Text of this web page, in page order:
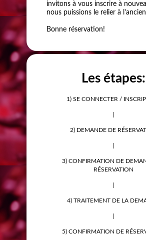
invitons à vous inscrire à
nous puissions le relier à
Bonne réservation!
Les étapes:
1) SE CONNECTER /
2) DEMANDE DE
3) CONFIRMATION DE
RÉSERVATION
4) TRAITEMENT DE LA
5) CONFIRMATION DE